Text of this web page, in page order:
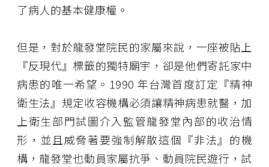
了病人的基本健康權。
但是，對於龍發堂院民的家屬來說，一座被貼上
『反現代』標籤的獨特廟宇，卻是他們寄託家中
病患的唯一希望。1990 年台灣首度訂定『精神
衛生法』規定收容機構必須讓精神病患就醫，加
上衛生部門試圖介入監管龍發堂內部的收治情
形，並且威脅著要強制解散這個『非法』的機
構，龍發堂也動員家屬抗爭、動員院民遊行，試